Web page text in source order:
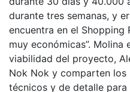
durante tres semanas, y
encuentra en el Shopping
muy económicas”.
viabilidad del proyecto,
Nok Nok y comparten
técnicos y de detalle